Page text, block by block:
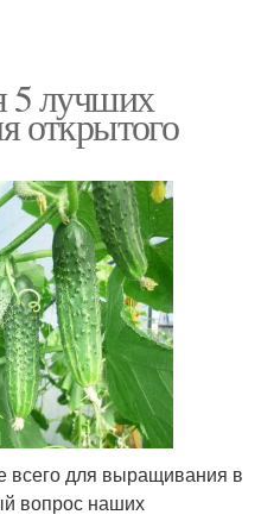
5 лучших
открытого
всего для выращивания в
вопрос наших